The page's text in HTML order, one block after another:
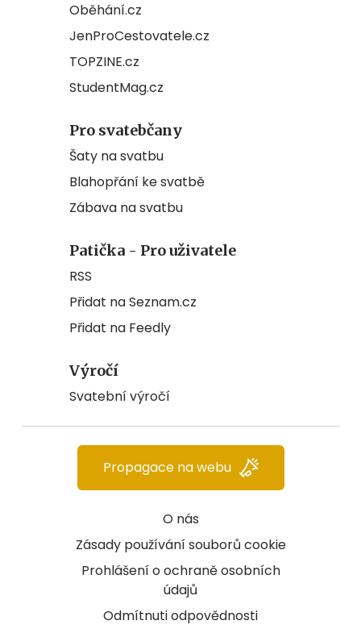
Oběhání.cz
JenProCestovatele.cz
TOPZINE.cz
StudentMag.cz
Pro svatebčany
Šaty na svatbu
Blahopřání ke svatbě
Zábava na svatbu
Patička - Pro uživatele
RSS
Přidat na Seznam.cz
Přidat na Feedly
Výročí
Svatební výročí
O nás
Zásady používání souborů cookie
Prohlášení o ochraně osobních
údajů
Odmítnuti odpovědnosti
Propagace na webu